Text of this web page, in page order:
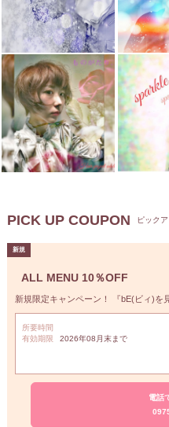
PICK UP COUPON ピック
ALL MENU 10％OFF
新規限定キャンペーン！ 『bE(ビィ)を
所要時間
有効期限
2026年08月末まで
電話